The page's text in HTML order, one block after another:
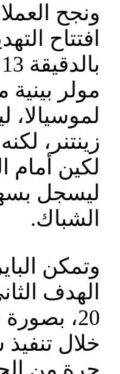
ونجح
افتتاح
مولر بينية
لموسيالا،
زينتنر،
لكين أمام
ليسجل
الشباك.
وتمكن
الهدف
20،
خلال